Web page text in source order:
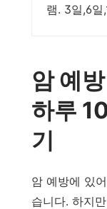
램. 3일,6일
암 예
하루
기
암 예방에 있
습니다. 하지